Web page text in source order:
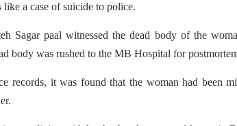
a case of suicide to police.
Sagar paal witnessed the dead body of the
body was rushed to the MB Hospital for
records, it was found that the woman had been